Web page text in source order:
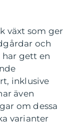
växt som ger
och
gett en
inklusive
även
om dessa
varianter